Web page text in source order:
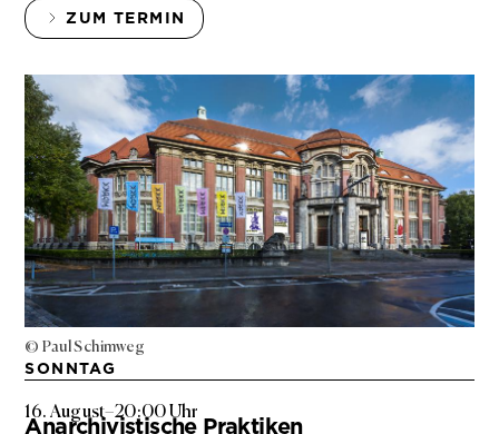
ZUM TERMIN
© Paul Schimweg
SONNTAG
16. August–20:00 Uhr
Anarchivistische Praktiken